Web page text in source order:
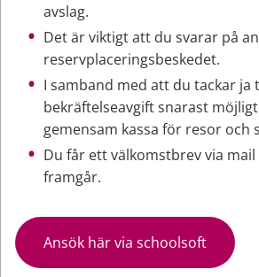
avslag.
Det är viktigt att du svarar på
reservplaceringsbeskedet.
I samband med att du tackar
bekräftelseavgift snarast
gemensam kassa för resor och
Du får ett välkomstbrev via
framgår.
Ansök här via schoolsoft